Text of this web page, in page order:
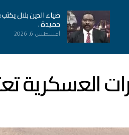
ضياء الدين بلال
حميدة .
أغسطس 6, 2026
العسكرية